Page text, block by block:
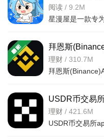
无需登录
阅读 / 9.2M
拜恩斯
字货币交易平台
理财 / 310.7M
USDR币交易
v6.170.0官方版
理财 / 421.6M